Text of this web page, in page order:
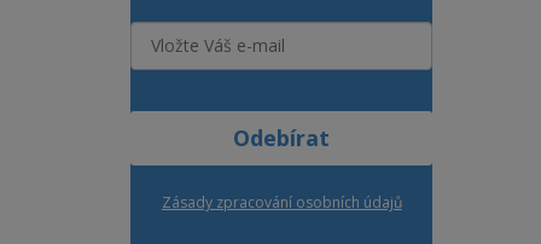
Odebírat
Zásady zpracování osobních údajů